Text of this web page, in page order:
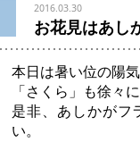
2016.03.30
お花見はあし
本日は暑い位の陽
「さくら」も徐々
是非、あしかがフ
い。